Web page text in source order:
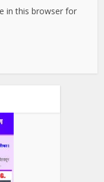
in this browser for